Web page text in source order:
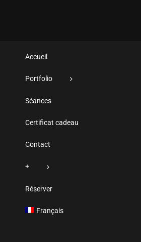
Accueil
Portfolio
Séances
Certificat cadeau
Contact
+
Réserver
Français